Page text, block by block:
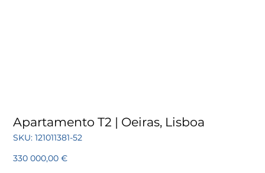
Apartamento T2 | Oeiras, Lisboa
SKU: SKU
121011381-
121011381-52
Preço
330 000,00 €